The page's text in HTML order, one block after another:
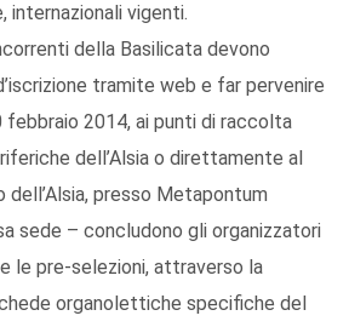
internazionali vigenti.
della Basilicata devono
tramite web e far pervenire
febbraio 2014, ai punti di raccolta
dell’Alsia o direttamente al
dell’Alsia, presso Metapontum
sede – concludono gli organizzatori
le pre-selezioni, attraverso la
organolettiche specifiche del